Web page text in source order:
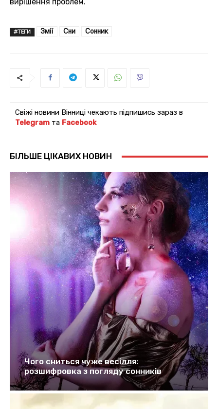
вирішення проблем.
#ТЕГИ Змії Сни Сонник
Свіжі новини Вінниці чекають підпишись зараз в
Telegram та Facebook
БІЛЬШЕ ЦІКАВИХ НОВИН
Чого сниться чуже весілля:
розшифровка з погляду сонників